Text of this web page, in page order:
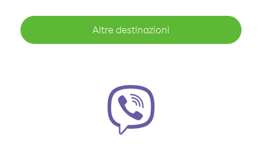
Altre destinazioni